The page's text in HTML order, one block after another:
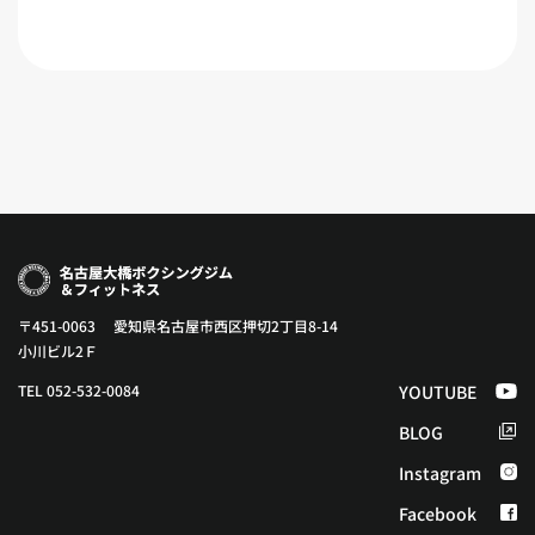
〒451-0063 愛知県名古屋市西区押切2丁目8-14
小川ビル2Ｆ
TEL 052-532-0084
YOUTUBE
BLOG
Instagram
Facebook